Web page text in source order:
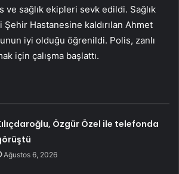
ve sağlık ekipleri sevk edildi. Sağlık
Hastanesine kaldırılan Ahmet
iyi olduğu öğrenildi. Polis, zanlı
için çalışma başlattı.
Özgür Özel ile telefonda
Ağustos 6, 2026